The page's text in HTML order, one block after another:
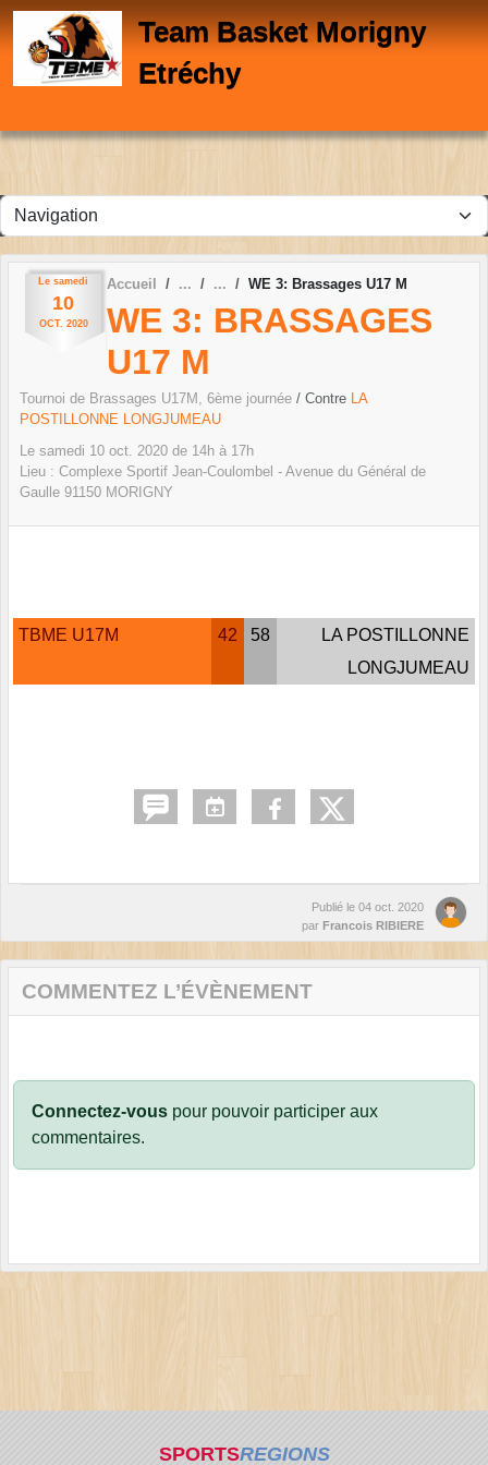
Team Basket Morigny
Etréchy
Le samedi
10
OCT. 2020
Accueil WE 3: Brassages U17 M
WE 3: BRASSAGES
U17 M
Tournoi de Brassages U17M, 6ème journée / Contre LA
POSTILLONNE LONGJUMEAU
Le samedi 10 oct. 2020 de 14h à 17h
Lieu : Complexe Sportif Jean-Coulombel - Avenue du Général de
Gaulle 91150 MORIGNY
TBME U17M 42 58
LA POSTILLONNE
LONGJUMEAU
Publié le 04 oct. 2020
par Francois RIBIERE
COMMENTEZ L’ÉVÈNEMENT
Connectez-vous pour pouvoir participer aux
commentaires.
SPORTSREGIONS
Panneau de gestion des cookies